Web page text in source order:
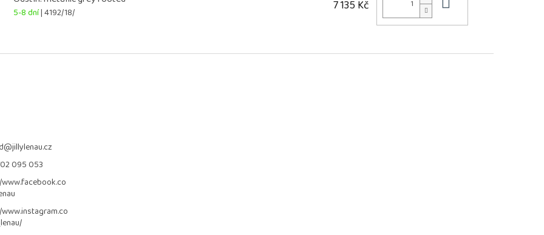
5-8 dní| 4192/18/ 7 135 Kč
@jillylenau.cz
095 053